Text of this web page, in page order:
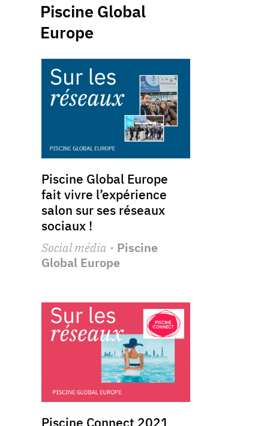
Piscine Global
Europe
Piscine Global Europe
fait vivre l’expérience
salon sur ses réseaux
sociaux !
Social média · Piscine
Global Europe